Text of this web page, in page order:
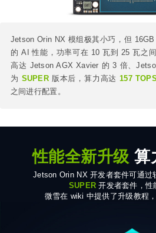
Jetson Orin NX 模组极其小巧，但
的 AI 性能，功率可在 10 瓦到 25 瓦之
高达 Jetson AGX Xavier 的 3 倍、
为 SUPER 版本后，算力高达157 TOPS
之间进行配置。
性能全新升级算
Jetson Orin NX 开发者套件可通过
SUPER开发者套件，性
微雪在 wiki 中提供了升级教程